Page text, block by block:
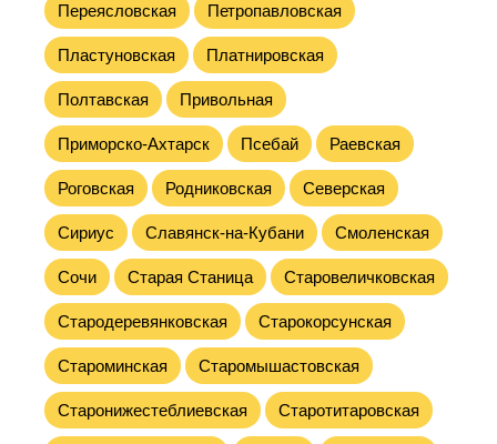
Переясловская Петропавловская
Пластуновская Платнировская
Полтавская Привольная
Приморско-Ахтарск Псебай Раевская
Роговская Родниковская Северская
Сириус Славянск-на-Кубани Смоленская
Сочи Старая Станица Старовеличковская
Стародеревянковская Старокорсунская
Староминская Старомышастовская
Старонижестеблиевская Старотитаровская